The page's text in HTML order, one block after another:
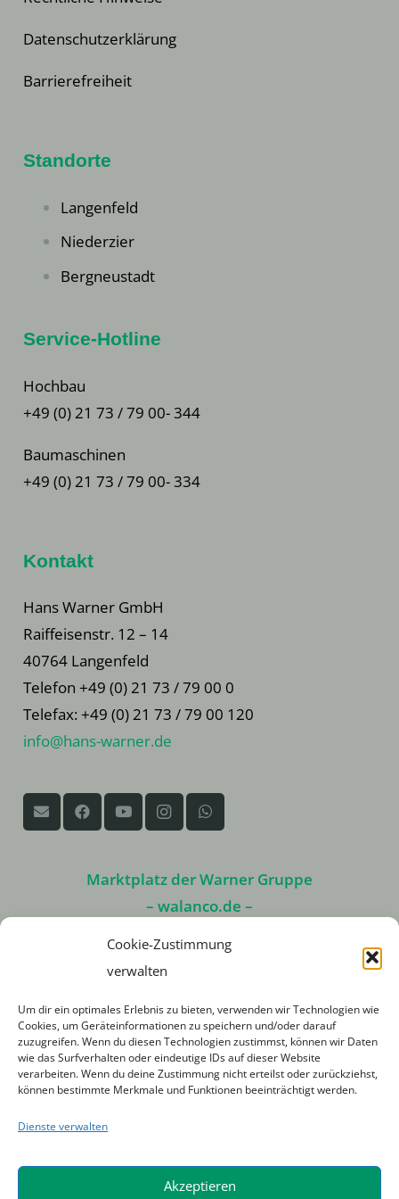
Cookie-Zustimmung
verwalten
Um dir ein optimales Erlebnis zu bieten, verwenden wir Technologien wie
Cookies, um Geräteinformationen zu speichern und/oder darauf
zuzugreifen. Wenn du diesen Technologien zustimmst, können wir Daten
wie das Surfverhalten oder eindeutige IDs auf dieser Website
verarbeiten. Wenn du deine Zustimmung nicht erteilst oder zurückziehst,
können bestimmte Merkmale und Funktionen beeinträchtigt werden.
Dienste verwalten
Akzeptieren
Datenschutzerklärung
Barrierefreiheit
Standorte
Langenfeld
Niederzier
Bergneustadt
Service-Hotline
Hochbau
+49 (0) 21 73 / 79 00- 344
Baumaschinen
+49 (0) 21 73 / 79 00- 334
Kontakt
Hans Warner GmbH
Raiffeisenstr. 12 – 14
40764 Langenfeld
Telefon +49 (0) 21 73 / 79 00 0
Telefax: +49 (0) 21 73 / 79 00 120
info@hans-warner.de
Marktplatz der Warner Gruppe
– walanco.de –
(Arbeitsschutzbekleidung)
Walanco Gebrauchte Baumaschinen
(Kaufen oder Finanzieren)
Partnerunternehmen